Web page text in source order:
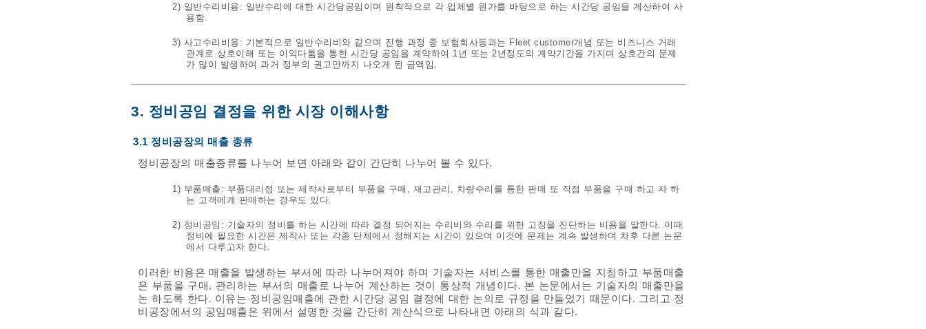
2) 일반수리비용: 일반수리에 대한 시간당공임이며 원칙적으로 각 업체별 원가를 바탕으로 하는 시간당 공임을 계산하여 사
용함.
3) 사고수리비용: 기본적으로 일반수리비와 같으며 진행 과정 중 보험회사등과는 Fleet customer개념 또는 비즈니스 거래
관계로 상호이해 또는 이익다툼을 통한 시간당 공임을 계약하여 1년 또는 2년정도의 계약기간을 가지며 상호간의 문제
가 많이 발생하여 과거 정부의 권고안까지 나오게 된 금액임.
3. 정비공임 결정을 위한 시장 이해사항
3.1 정비공장의 매출 종류
정비공장의 매출종류를 나누어 보면 아래와 같이 간단히 나누어 볼 수 있다.
1) 부품매출: 부품대리점 또는 제작사로부터 부품을 구매, 재고관리, 차량수리를 통한 판매 또 직접 부품을 구매 하고 자 하
는 고객에게 판매하는 경우도 있다.
2) 정비공임: 기술자의 정비를 하는 시간에 따라 결정 되어지는 수리비와 수리를 위한 고장을 진단하는 비용을 말한다. 이때
정비에 필요한 시간은 제작사 또는 각종 단체에서 정해지는 시간이 있으며 이것에 문제는 계속 발생하며 차후 다른 논문
에서 다루고자 한다.
이러한 비용은 매출을 발생하는 부서에 따라 나누어져야 하며 기술자는 서비스를 통한 매출만을 지칭하고 부품매출
은 부품을 구매, 관리하는 부서의 매출로 나누어 계산하는 것이 통상적 개념이다. 본 논문에서는 기술자의 매출만을
논 하도록 한다. 이유는 정비공임매출에 관한 시간당 공임 결정에 대한 논의로 규정을 만들었기 때문이다. 그리고 정
비공장에서의 공임매출은 위에서 설명한 것을 간단히 계산식으로 나타내면 아래의 식과 같다.